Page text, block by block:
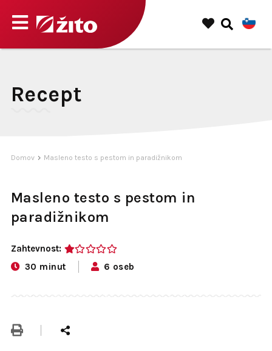
Recept
Domov Masleno testo s pestom in paradižnikom
Masleno testo s pestom in
paradižnikom
Zahtevnost:
30 minut 6 oseb